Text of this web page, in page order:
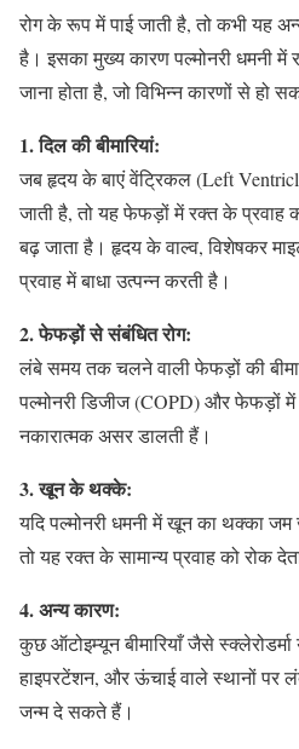
रोग के रूप में पाई जाती है, तो कभी यह अन्य
है। इसका मुख्य कारण पल्मोनरी धमनी में
जाना होता है, जो विभिन्न कारणों से हो
1. दिल की बीमारियां:
जब हृदय के बाएं वेंट्रिकल (Left
जाती है, तो यह फेफड़ों में रक्त के प्रवाह
बढ़ जाता है। हृदय के वाल्व, विशेषकर
प्रवाह में बाधा उत्पन्न करती है।
2. फेफड़ों से संबंधित रोग:
लंबे समय तक चलने वाली फेफड़ों की
पल्मोनरी डिजीज (COPD) और फेफड़ों में
नकारात्मक असर डालती हैं।
3. खून के थक्के:
यदि पल्मोनरी धमनी में खून का थक्का
तो यह रक्त के सामान्य प्रवाह को रोक
4. अन्य कारण:
कुछ ऑटोइम्यून बीमारियाँ जैसे
हाइपरटेंशन, और ऊंचाई वाले स्थानों पर
जन्म दे सकते हैं।